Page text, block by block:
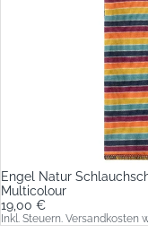
Engel Natur
Multicolour
19,00 €
Inkl. Steuern.